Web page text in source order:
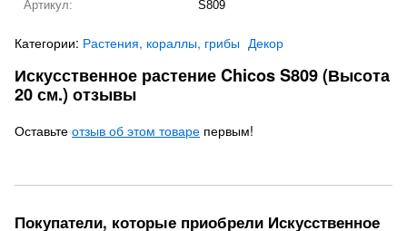
Артикул:
S809
Категории: Растения, кораллы, грибы Декор
Искусственное растение Chicos S809 (Высота
20 см.) отзывы
Оставьте отзыв об этом товаре первым!
Покупатели, которые приобрели Искусственное